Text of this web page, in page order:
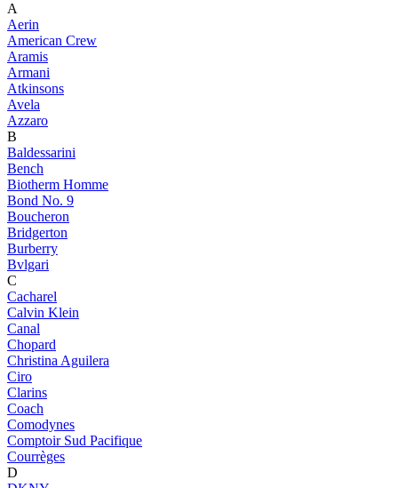
A
Aerin
American Crew
Aramis
Armani
Atkinsons
Avela
Azzaro
B
Baldessarini
Bench
Biotherm Homme
Bond No. 9
Boucheron
Bridgerton
Burberry
Bvlgari
C
Cacharel
Calvin Klein
Canal
Chopard
Christina Aguilera
Ciro
Clarins
Coach
Comodynes
Comptoir Sud Pacifique
Courrèges
D